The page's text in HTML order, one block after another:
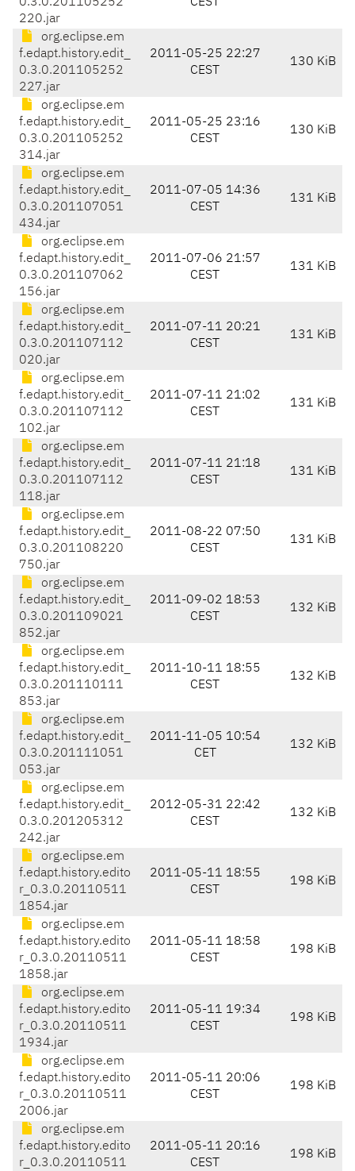
220.jar
org.eclipse.em
f.edapt.history.edit_
0.3.0.201105252
227.jar
2011-05-25 22:27
CEST
130 KiB
org.eclipse.em
f.edapt.history.edit_
0.3.0.201105252
314.jar
2011-05-25 23:16
CEST
130 KiB
org.eclipse.em
f.edapt.history.edit_
0.3.0.201107051
434.jar
2011-07-05 14:36
CEST
131 KiB
org.eclipse.em
f.edapt.history.edit_
0.3.0.201107062
156.jar
2011-07-06 21:57
CEST
131 KiB
org.eclipse.em
f.edapt.history.edit_
0.3.0.201107112
020.jar
2011-07-11 20:21
CEST
131 KiB
org.eclipse.em
f.edapt.history.edit_
0.3.0.201107112
102.jar
2011-07-11 21:02
CEST
131 KiB
org.eclipse.em
f.edapt.history.edit_
0.3.0.201107112
118.jar
2011-07-11 21:18
CEST
131 KiB
org.eclipse.em
f.edapt.history.edit_
0.3.0.201108220
750.jar
2011-08-22 07:50
CEST
131 KiB
org.eclipse.em
f.edapt.history.edit_
0.3.0.201109021
852.jar
2011-09-02 18:53
CEST
132 KiB
org.eclipse.em
f.edapt.history.edit_
0.3.0.201110111
853.jar
2011-10-11 18:55
CEST
132 KiB
org.eclipse.em
f.edapt.history.edit_
0.3.0.201111051
053.jar
2011-11-05 10:54
CET
132 KiB
org.eclipse.em
f.edapt.history.edit_
0.3.0.201205312
242.jar
2012-05-31 22:42
CEST
132 KiB
org.eclipse.em
f.edapt.history.edito
r_0.3.0.20110511
1854.jar
2011-05-11 18:55
CEST
198 KiB
org.eclipse.em
f.edapt.history.edito
r_0.3.0.20110511
1858.jar
2011-05-11 18:58
CEST
198 KiB
org.eclipse.em
f.edapt.history.edito
r_0.3.0.20110511
1934.jar
2011-05-11 19:34
CEST
198 KiB
org.eclipse.em
f.edapt.history.edito
r_0.3.0.20110511
2006.jar
2011-05-11 20:06
CEST
198 KiB
org.eclipse.em
f.edapt.history.edito
r_0.3.0.20110511
2011-05-11 20:16
CEST
198 KiB